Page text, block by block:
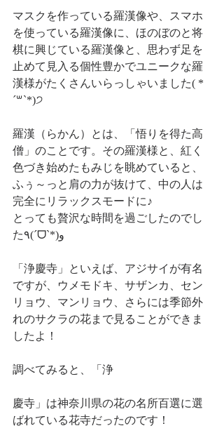
マスクを作っている羅漢像や、スマホ
を使っている羅漢像に、ほのぼのと将
棋に興じている羅漢像と、思わず足を
止めて見入る個性豊かでユニークな羅
漢様がたくさんいらっしゃいました( *
´꒳`*)੭
羅漢（らかん）とは、「悟りを得た高
僧 」のことです。その羅漢様と、紅く
色づき始めたもみじを眺めていると、
ふぅ～っと肩の力が抜けて、中の人は
完全にリラックスモードに♪
とっても贅沢な時間を過ごしたのでし
た٩(ˊᗜˋ*)و
「浄慶寺」といえば、アジサイが有名
ですが、ウメモドキ、サザンカ、セン
リョウ、マンリョウ、さらには季節外
れのサクラの花まで見ることができま
したよ！
調べてみると、「浄
慶寺」は神奈川県の花の名所百選に選
ばれている花寺だったのです！